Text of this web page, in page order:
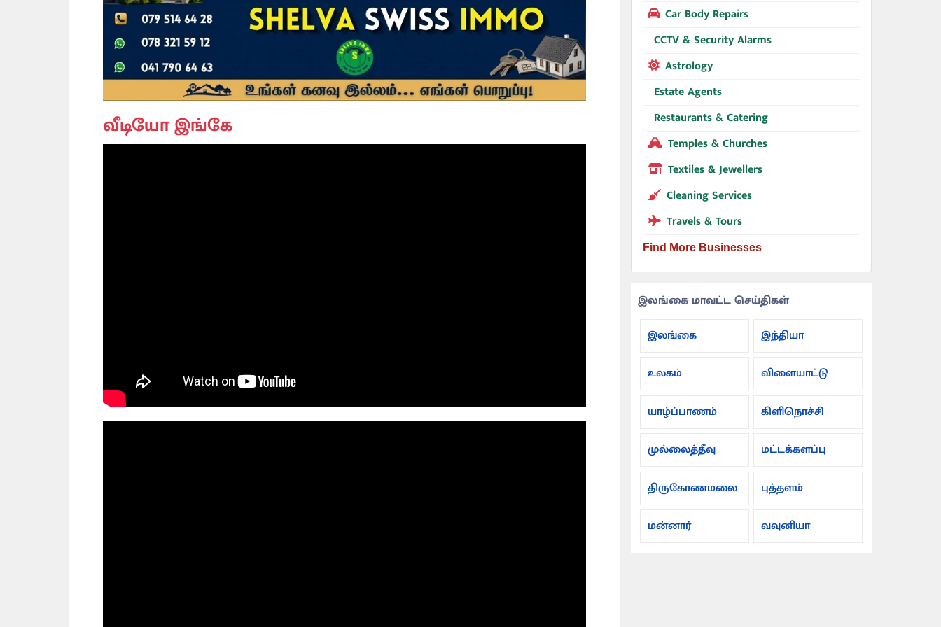
வீடியோ இங்கே
Car Body Repairs
CCTV & Security Alarms
Astrology
Estate Agents
Restaurants & Catering
Temples & Churches
Textiles & Jewellers
Cleaning Services
Travels & Tours
Find More Businesses
இலங்கை மாவட்ட செய்திகள்
இலங்கை
இந்தியா
உலகம் விளையாட்டு
யாழ்ப்பாணம் கிளிநொச்சி
முல்லைத்தீவு மட்டக்களப்பு
திருகோணமலை புத்தளம்
மன்னார் வவுனியா